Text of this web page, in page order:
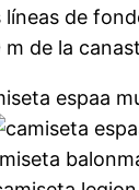
líneas de
de la